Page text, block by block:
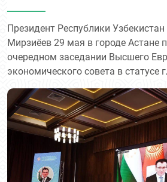
ЕАЭС
Президент Республики
Мирзиёев 29 мая в городе Астане
очередном заседании Высшего
экономического совета в статусе
государства-наблюдателя.